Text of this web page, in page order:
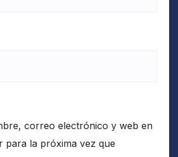
correo electrónico y web en
para la próxima vez que